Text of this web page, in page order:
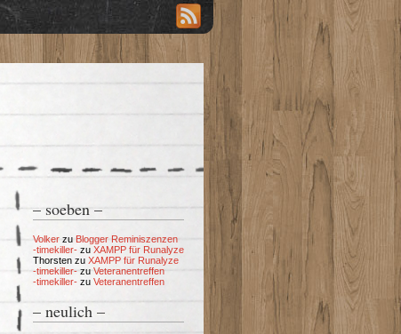
– soeben –
Volker zu Blogger Reminiszenzen
-timekiller- zu XAMPP für Runalyze
Thorsten zu XAMPP für Runalyze
-timekiller- zu Veteranentreffen
-timekiller- zu Veteranentreffen
– neulich –